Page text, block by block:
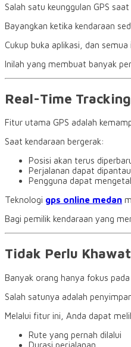
Salah satu keunggulan GPS
Bayangkan ketika kendaraan
Cukup buka aplikasi, dan
Inilah yang membuat banyak
Real-Time
Fitur utama GPS adalah
Saat kendaraan bergerak:
Posisi akan terus
Perjalanan dapat
Pengguna dapat
Teknologi gps online medan
Bagi pemilik kendaraan yang
Tidak Perlu
Banyak orang hanya fokus
Salah satunya adalah
Melalui fitur ini, Anda dapat
Rute yang pernah dilalui
Durasi perjalanan